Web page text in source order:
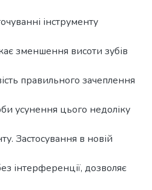
інструменту
зменшення висоти зубів
правильного зачеплення
усунення цього недоліку
Застосування в новій
інтерференції, дозволяє